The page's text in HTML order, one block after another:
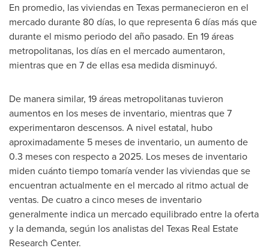
En promedio, las viviendas en Texas permanecieron en el
mercado durante 80 días, lo que representa 6 días más que
durante el mismo periodo del año pasado. En 19 áreas
metropolitanas, los días en el mercado aumentaron,
mientras que en 7 de ellas esa medida disminuyó.
De manera similar, 19 áreas metropolitanas tuvieron
aumentos en los meses de inventario, mientras que 7
experimentaron descensos. A nivel estatal, hubo
aproximadamente 5 meses de inventario, un aumento de
0.3 meses con respecto a 2025. Los meses de inventario
miden cuánto tiempo tomaría vender las viviendas que se
encuentran actualmente en el mercado al ritmo actual de
ventas. De cuatro a cinco meses de inventario
generalmente indica un mercado equilibrado entre la oferta
y la demanda, según los analistas del Texas Real Estate
Research Center.